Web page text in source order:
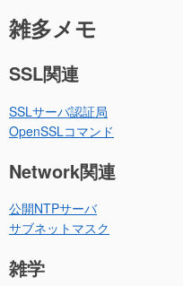
雑多メモ
SSL関連
SSLサーバ認証局
OpenSSLコマンド
Network関連
公開NTPサーバ
サブネットマスク
雑学